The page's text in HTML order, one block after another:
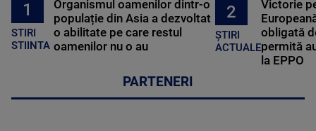
1
STIRI
STIINTA
Organismul oamenilor dintr-o
populație din Asia a dezvoltat
o abilitate pe care restul
oamenilor nu o au
2
ȘTIRI
ACTUALE
Victorie
obligată
permită
la EPPO
PARTENERI